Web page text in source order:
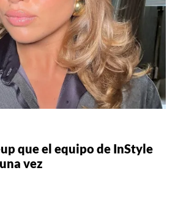
que el equipo de InStyle
vez